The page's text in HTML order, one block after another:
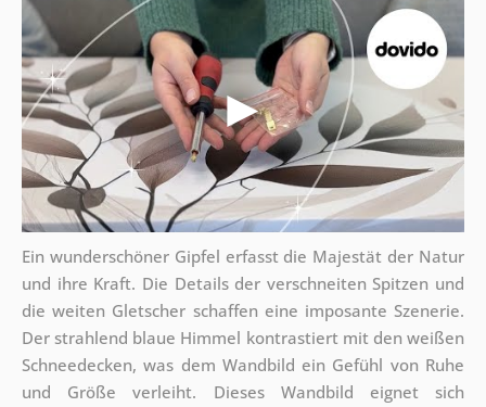
Ein wunderschöner Gipfel erfasst die Majestät der Natur
und ihre Kraft. Die Details der verschneiten Spitzen und
die weiten Gletscher schaffen eine imposante Szenerie.
Der strahlend blaue Himmel kontrastiert mit den weißen
Schneedecken, was dem Wandbild ein Gefühl von Ruhe
und Größe verleiht. Dieses Wandbild eignet sich